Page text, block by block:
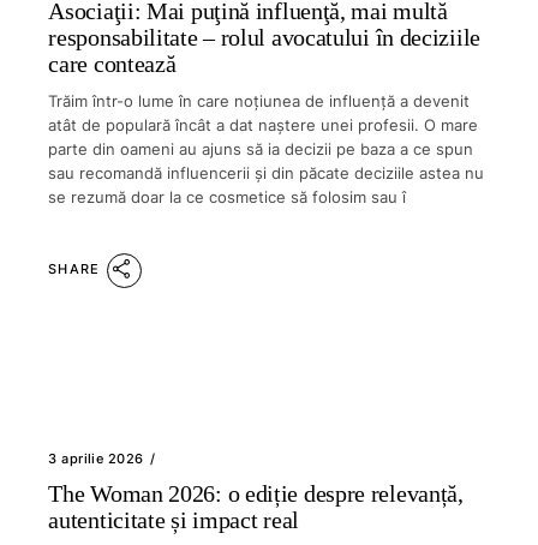
Asociaţii: Mai puţină influenţă, mai multă
responsabilitate – rolul avocatului în deciziile
care contează
Trăim într-o lume în care noţiunea de influenţă a devenit
atât de populară încât a dat naştere unei profesii. O mare
parte din oameni au ajuns să ia decizii pe baza a ce spun
sau recomandă influencerii şi din păcate deciziile astea nu
se rezumă doar la ce cosmetice să folosim sau î
SHARE
3 aprilie 2026
The Woman 2026: o ediție despre relevanță,
autenticitate și impact real